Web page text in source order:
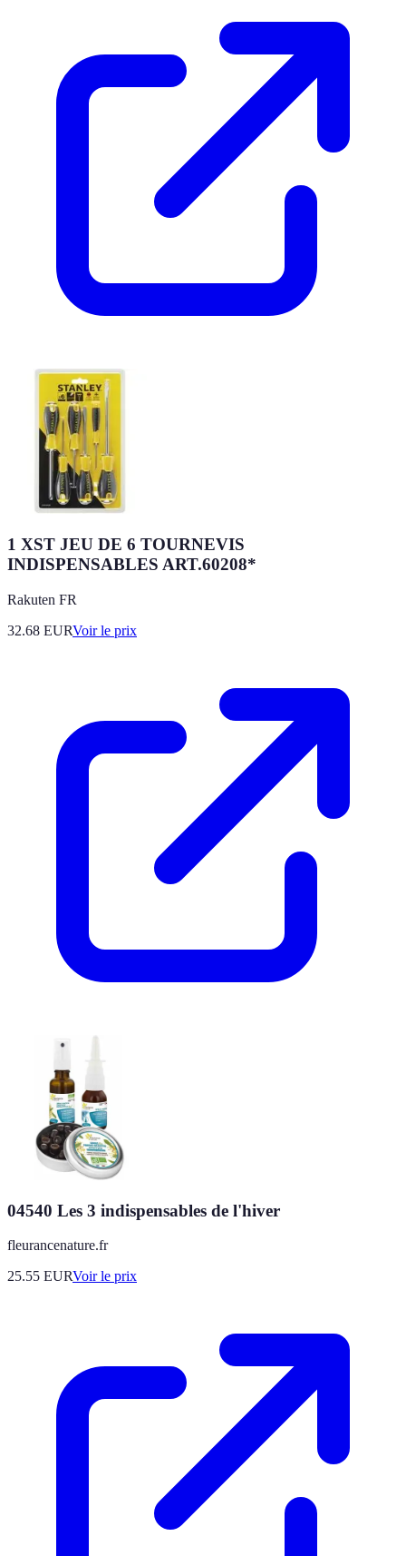
1 XST JEU DE 6 TOURNEVIS
INDISPENSABLES ART.60208*
Rakuten FR
32.68 EURVoir le prix
04540 Les 3 indispensables de l'hiver
fleurancenature.fr
25.55 EURVoir le prix